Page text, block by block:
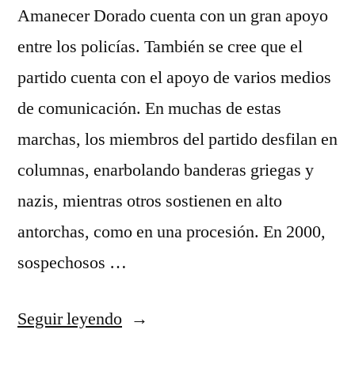
Amanecer Dorado cuenta con un gran apoyo
entre los policías. También se cree que el
partido cuenta con el apoyo de varios medios
de comunicación. En muchas de estas
marchas, los miembros del partido desfilan en
columnas, enarbolando banderas griegas y
nazis, mientras otros sostienen en alto
antorchas, como en una procesión. En 2000,
sospechosos …
Seguir leyendo«Real